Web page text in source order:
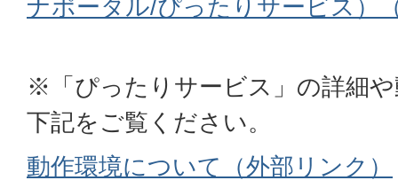
ナポータル/ぴったりサービス）
※「ぴったりサービス」の詳細
下記をご覧ください。
動作環境について（外部リンク）